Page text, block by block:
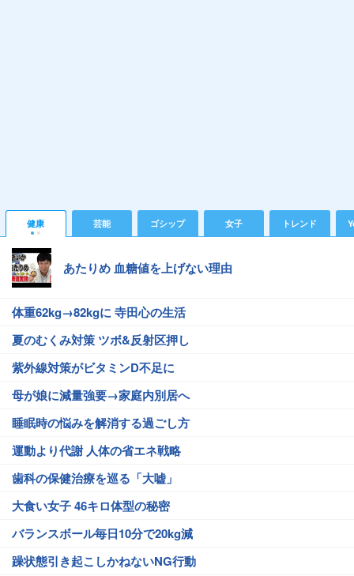
健康 芸能 ゴシップ 女子 トレンド
あたりめ 血糖値を上げない理由
体重62kg→82kgに 寺田心の生活
夏のむくみ対策 ツボ&反射区押し
紫外線対策がビタミンD不足に
母が娘に減量強要→家庭内別居へ
睡眠時の悩みを解消する過ごし方
運動より代謝 人体の省エネ戦略
歯科の保健治療を巡る「大嘘」
大食い女子 46キロ体型の秘密
バランスボール毎日10分で20kg減
躁状態引き起こしかねないNG行動